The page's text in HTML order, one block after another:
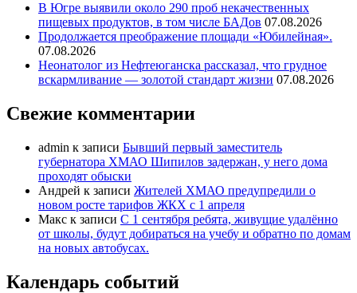
В Югре выявили около 290 проб некачественных
пищевых продуктов, в том числе БАДов 07.08.2026
Продолжается преображение площади «Юбилейная».
07.08.2026
Неонатолог из Нефтеюганска рассказал, что грудное
вскармливание — золотой стандарт жизни 07.08.2026
Свежие комментарии
admin к записи Бывший первый заместитель
губернатора ХМАО Шипилов задержан, у него дома
проходят обыски
Андрей к записи Жителей ХМАО предупредили о
новом росте тарифов ЖКХ с 1 апреля
Макс к записи С 1 сентября ребята, живущие удалённо
от школы, будут добираться на учебу и обратно по домам
на новых автобусах.
Календарь событий